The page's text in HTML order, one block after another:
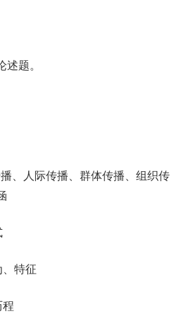
题。
播、人际传播、群体传播、组织传
、特征
程